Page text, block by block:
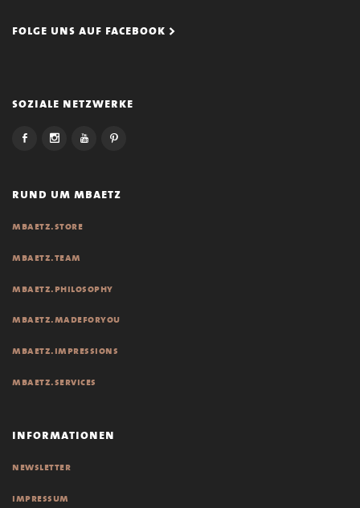
folge uns auf facebook >
soziale netzwerke
rund um mbaetz
mbaetz.store
mbaetz.team
mbaetz.philosophy
mbaetz.madeforyou
mbaetz.impressions
mbaetz.services
informationen
newsletter
impressum